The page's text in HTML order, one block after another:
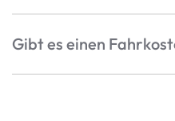
Gibt es einen